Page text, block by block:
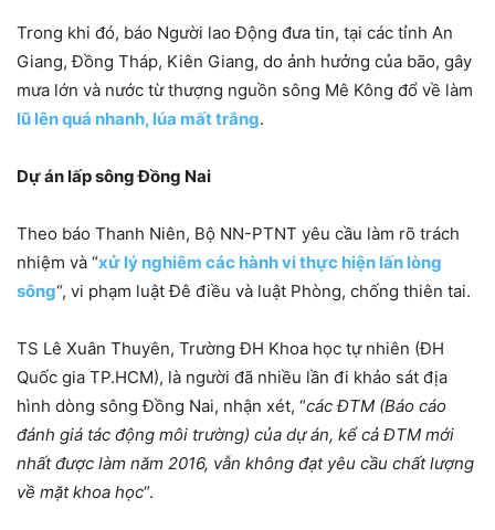
Trong khi đó, báo Người lao Động đưa tin, tại các tỉnh An
Giang, Đồng Tháp, Kiên Giang, do ảnh hưởng của bão, gây
mưa lớn và nước từ thượng nguồn sông Mê Kông đổ về làm
lũ lên quá nhanh, lúa mất trắng.
Dự án lấp sông Đồng Nai
Theo báo Thanh Niên, Bộ NN-PTNT yêu cầu làm rõ trách
nhiệm và “xử lý nghiêm các hành vi thực hiện lấn lòng
sông“, vi phạm luật Đê điều và luật Phòng, chống thiên tai.
TS Lê Xuân Thuyên, Trường ĐH Khoa học tự nhiên (ĐH
Quốc gia TP.HCM), là người đã nhiều lần đi khảo sát địa
hình dòng sông Đồng Nai, nhận xét, “các ĐTM (Báo cáo
đánh giá tác động môi trường) của dự án, kể cả ĐTM mới
nhất được làm năm 2016, vẫn không đạt yêu cầu chất lượng
về mặt khoa học“.